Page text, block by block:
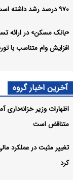
۹۷۰ درصد رشد داشته است
«بانک مسکن» در ارائه
افزایش وام متناسب با
آخرین اخبار گروه
اظهارات وزیر
متناقض است
کرد